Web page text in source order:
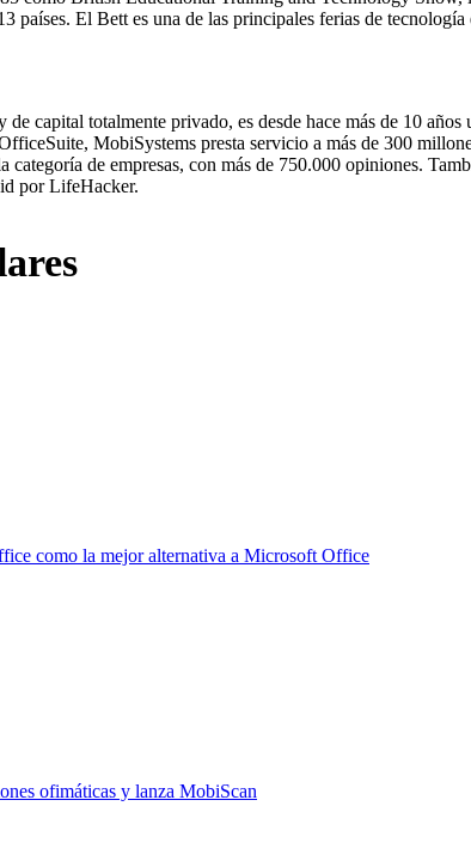
países. El Bett es una de las principales ferias de
capital totalmente privado, es desde hace más de 10
MobiSystems presta servicio a más de 300
categoría de empresas, con más de 750.000 opiniones.
por LifeHacker.
como la mejor alternativa a Microsoft Office
ofimáticas y lanza MobiScan